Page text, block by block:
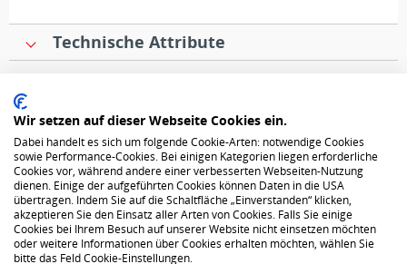
Technische Attribute
Datenschutz
AGB
Über uns
Impressum
Wir setzen auf dieser Webseite Cookies ein.
Dabei handelt es sich um folgende Cookie-Arten: notwendige Cookies
sowie Performance-Cookies. Bei einigen Kategorien liegen erforderliche
Cookies vor, während andere einer verbesserten Webseiten-Nutzung
dienen. Einige der aufgeführten Cookies können Daten in die USA
übertragen. Indem Sie auf die Schaltfläche „Einverstanden“ klicken,
akzeptieren Sie den Einsatz aller Arten von Cookies. Falls Sie einige
Cookies bei Ihrem Besuch auf unserer Website nicht einsetzen möchten
oder weitere Informationen über Cookies erhalten möchten, wählen Sie
bitte das Feld Cookie-Einstellungen.